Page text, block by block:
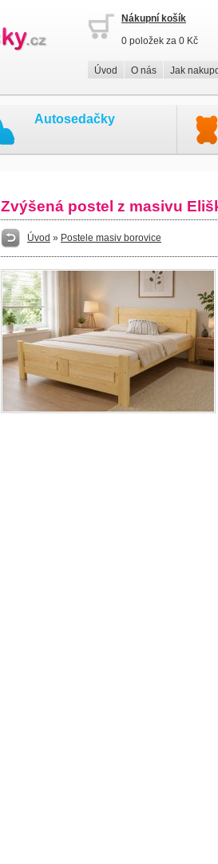
Nákupní košík
0 položek za 0 Kč
Úvod O nás Jak
Autosedačky
Zvýšená postel z masivu
Úvod » Postele masiv borovice